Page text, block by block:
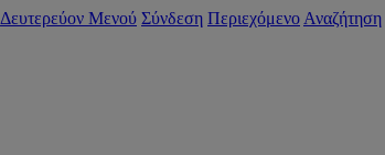
Δευτερεύον Μενού Σύνδεση Περιεχόμενο Αναζήτηση